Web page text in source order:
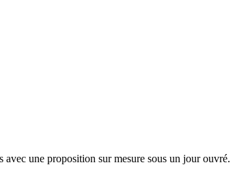
une proposition sur mesure sous un jour ouvré.